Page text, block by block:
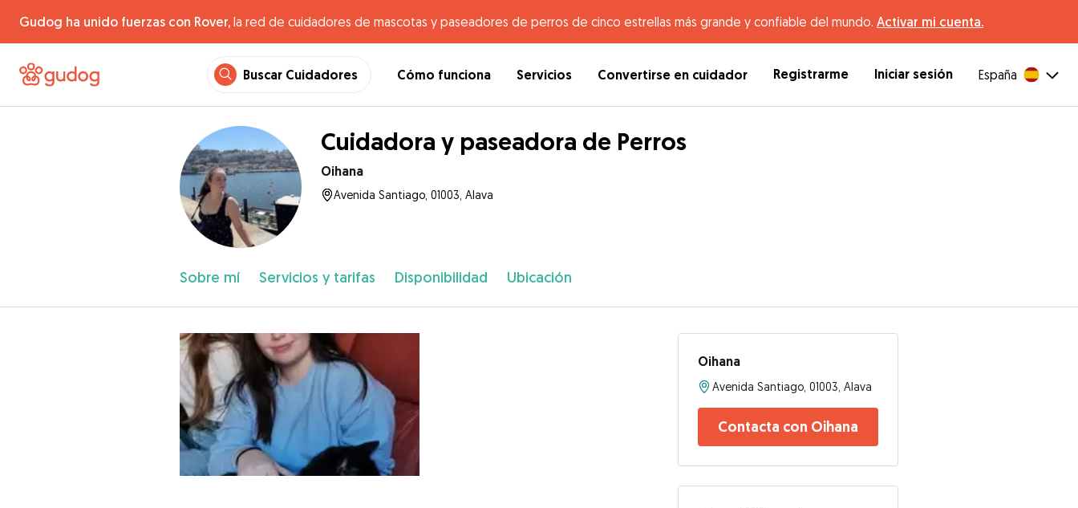
Gudog ha unido fuerzas con Rover, la red de cuidadores de mascotas y paseadores de perros de cinco estrellas más grande y confiable del mundo. Activar mi cuenta.
Buscar Cuidadores Cómo funciona Servicios Convertirse en cuidador Registrarme Iniciar sesión España
Cuidadora y paseadora de Perros
Oihana
Avenida Santiago, 01003, Alava
Sobre mí Servicios y tarifas Disponibilidad Ubicación
Oihana
Avenida Santiago, 01003, Alava
Contacta con Oihana